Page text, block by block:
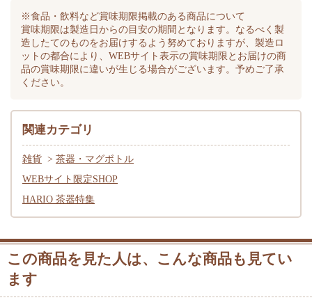
※食品・飲料など賞味期限掲載のある商品について
賞味期限は製造日からの目安の期間となります。なるべく製
造したてのものをお届けするよう努めておりますが、製造ロ
ットの都合により、WEBサイト表示の賞味期限とお届けの商
品の賞味期限に違いが生じる場合がございます。予めご了承
ください。
関連カテゴリ
雑貨 > 茶器・マグボトル
WEBサイト限定SHOP
HARIO 茶器特集
この商品を見た人は、こんな商品も見てい
ます